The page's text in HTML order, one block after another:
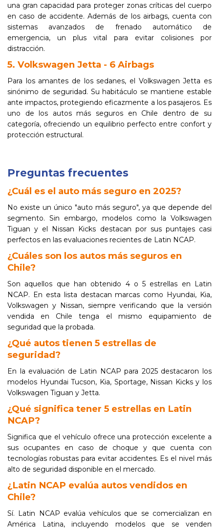
una gran capacidad para proteger zonas críticas del cuerpo
en caso de accidente. Además de los airbags, cuenta con
sistemas avanzados de frenado automático de
emergencia, un plus vital para evitar colisiones por
distracción.
5. Volkswagen Jetta - 6 Airbags
Para los amantes de los sedanes, el Volkswagen Jetta es
sinónimo de seguridad. Su habitáculo se mantiene estable
ante impactos, protegiendo eficazmente a los pasajeros. Es
uno de los autos más seguros en Chile dentro de su
categoría, ofreciendo un equilibrio perfecto entre confort y
protección estructural.
Preguntas frecuentes
¿Cuál es el auto más seguro en 2025?
No existe un único "auto más seguro", ya que depende del
segmento. Sin embargo, modelos como la Volkswagen
Tiguan y el Nissan Kicks destacan por sus puntajes casi
perfectos en las evaluaciones recientes de Latin NCAP.
¿Cuáles son los autos más seguros en
Chile?
Son aquellos que han obtenido 4 o 5 estrellas en Latin
NCAP. En esta lista destacan marcas como Hyundai, Kia,
Volkswagen y Nissan, siempre verificando que la versión
vendida en Chile tenga el mismo equipamiento de
seguridad que la probada.
¿Qué autos tienen 5 estrellas de
seguridad?
En la evaluación de Latin NCAP para 2025 destacaron los
modelos Hyundai Tucson, Kia, Sportage, Nissan Kicks y los
Volkswagen Tiguan y Jetta.
¿Qué significa tener 5 estrellas en Latin
NCAP?
Significa que el vehículo ofrece una protección excelente a
sus ocupantes en caso de choque y que cuenta con
tecnologías robustas para evitar accidentes. Es el nivel más
alto de seguridad disponible en el mercado.
¿Latin NCAP evalúa autos vendidos en
Chile?
Sí. Latin NCAP evalúa vehículos que se comercializan en
América Latina, incluyendo modelos que se venden